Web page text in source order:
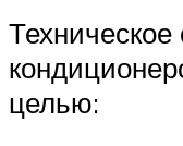
целью: